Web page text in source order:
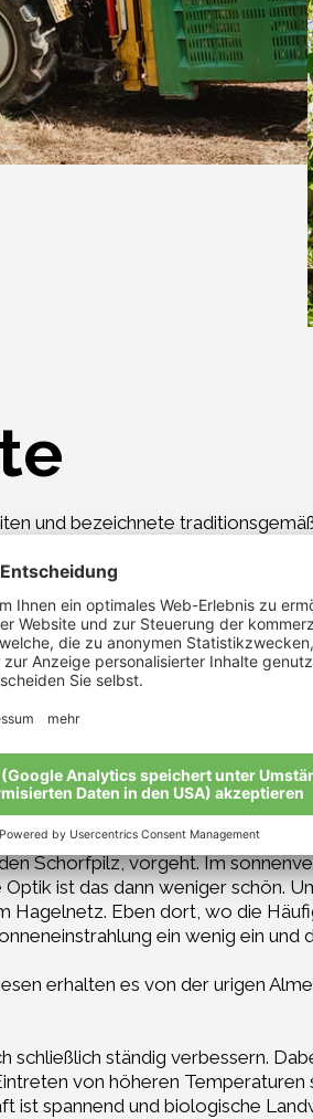
und bezeichnete
einigen Jahren nach den
Obst optimale Möglichkeiten,
Gespräche mit vielen
für Williams-Birnen und
Bonita. Von den letzteren
Freude bereiten.
doch auch er ermutigte mich
trotzdem zu einem
der Ernte viel passieren, was
Flecken äußert und leicht
Schorfpilz, vorgeht. Im
ist das dann weniger schön.
Hagelnetz. Eben dort, wo die
ein wenig ein und
erhalten es von der urigen
ständig verbessern.
von höheren
ist spannend und biologische